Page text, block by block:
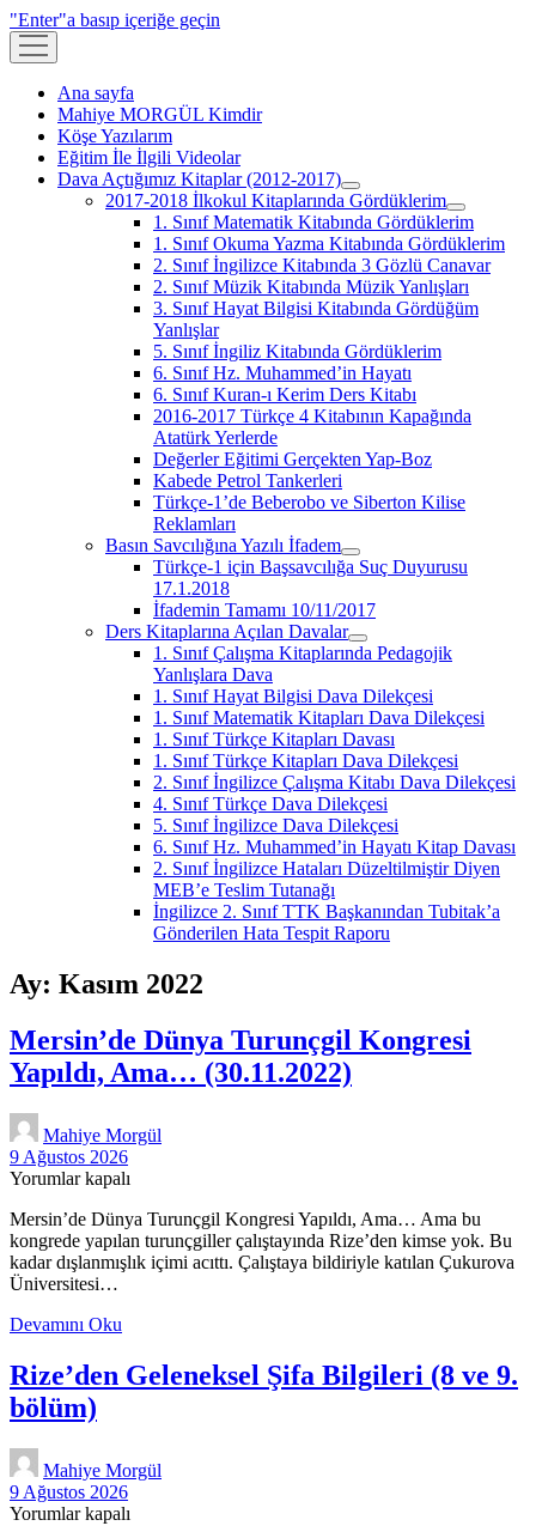
"Enter"a basıp içeriğe geçin
menüyü
aç
Ana sayfa
Mahiye MORGÜL Kimdir
Köşe Yazılarım
Eğitim İle İlgili Videolar
Dava Açtığımız Kitaplar (2012-2017)
menüyü
aç
2017-2018 İlkokul Kitaplarında Gördüklerim
menüyü
aç
1. Sınıf Matematik Kitabında Gördüklerim
1. Sınıf Okuma Yazma Kitabında Gördüklerim
2. Sınıf İngilizce Kitabında 3 Gözlü Canavar
2. Sınıf Müzik Kitabında Müzik Yanlışları
3. Sınıf Hayat Bilgisi Kitabında Gördüğüm
Yanlışlar
5. Sınıf İngiliz Kitabında Gördüklerim
6. Sınıf Hz. Muhammed’in Hayatı
6. Sınıf Kuran-ı Kerim Ders Kitabı
2016-2017 Türkçe 4 Kitabının Kapağında
Atatürk Yerlerde
Değerler Eğitimi Gerçekten Yap-Boz
Kabede Petrol Tankerleri
Türkçe-1’de Beberobo ve Siberton Kilise
Reklamları
Basın Savcılığına Yazılı İfadem
menüyü
aç
Türkçe-1 için Başsavcılığa Suç Duyurusu
17.1.2018
İfademin Tamamı 10/11/2017
Ders Kitaplarına Açılan Davalar
menüyü
aç
1. Sınıf Çalışma Kitaplarında Pedagojik
Yanlışlara Dava
1. Sınıf Hayat Bilgisi Dava Dilekçesi
1. Sınıf Matematik Kitapları Dava Dilekçesi
1. Sınıf Türkçe Kitapları Davası
1. Sınıf Türkçe Kitapları Dava Dilekçesi
2. Sınıf İngilizce Çalışma Kitabı Dava Dilekçesi
4. Sınıf Türkçe Dava Dilekçesi
5. Sınıf İngilizce Dava Dilekçesi
6. Sınıf Hz. Muhammed’in Hayatı Kitap Davası
2. Sınıf İngilizce Hataları Düzeltilmiştir Diyen
MEB’e Teslim Tutanağı
İngilizce 2. Sınıf TTK Başkanından Tubitak’a
Gönderilen Hata Tespit Raporu
Ay: Kasım 2022
Mersin’de Dünya Turunçgil Kongresi
Yapıldı, Ama… (30.11.2022)
Mahiye Morgül
9 Ağustos 2026
Yorumlar kapalı
Mersin’de Dünya Turunçgil Kongresi Yapıldı, Ama… Ama bu
kongrede yapılan turunçgiller çalıştayında Rize’den kimse yok. Bu
kadar dışlanmışlık içimi acıttı. Çalıştaya bildiriyle katılan Çukurova
Üniversitesi…
Devamını Oku
Turunçgil
Kongresi
Rize’den Geleneksel Şifa Bilgileri (8 ve 9.
bölüm)
Mahiye Morgül
9 Ağustos 2026
Yorumlar kapalı